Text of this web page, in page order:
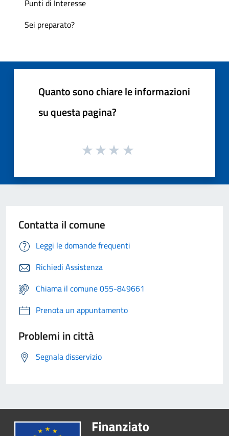
Punti di Interesse
Sei preparato?
Quanto sono chiare le informazioni
su questa pagina?
Contatta il comune
Leggi le domande frequenti
Richiedi Assistenza
Chiama il comune 055-849661
Prenota un appuntamento
Problemi in città
Segnala disservizio